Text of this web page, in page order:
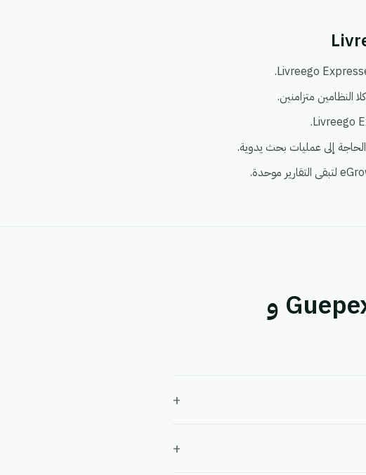
أسئلة شائعة حول التكامل بين Guepex Delivery و
+
+